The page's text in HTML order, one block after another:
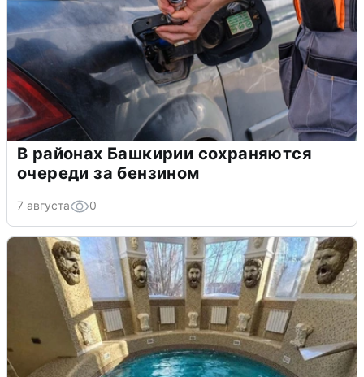
В районах Башкирии сохраняются
очереди за бензином
7 августа 0